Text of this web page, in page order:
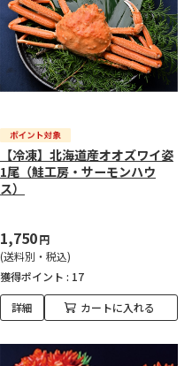
【冷凍】北海道産オオズワイ姿
1尾（鮭工房・サーモンハウ
ス）
1,750円
(送料別・税込)
獲得ポイント : 17
詳細 カートに入れる